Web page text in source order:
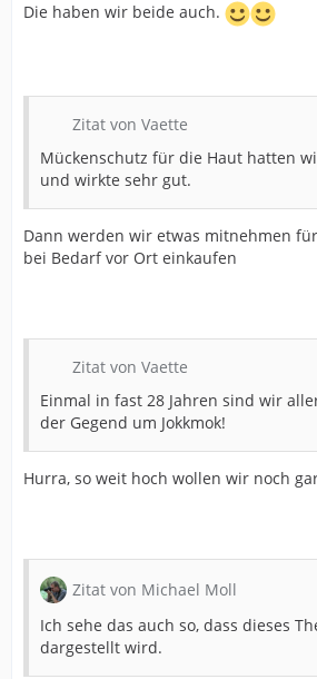
Die haben wir beide auch.
Zitat von Vaette
Mückenschutz für die Haut hatten
und wirkte sehr gut.
Dann werden wir etwas mitnehmen
bei Bedarf vor Ort einkaufen
Zitat von Vaette
Einmal in fast 28 Jahren sind wir
der Gegend um Jokkmok!
Hurra, so weit hoch wollen wir noch
Zitat von Michael Moll
Ich sehe das auch so, dass dieses
dargestellt wird.